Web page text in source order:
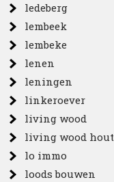
ledeberg
lembeek
lembeke
lenen
leningen
linkeroever
living wood
living wood
lo immo
loods bouwen